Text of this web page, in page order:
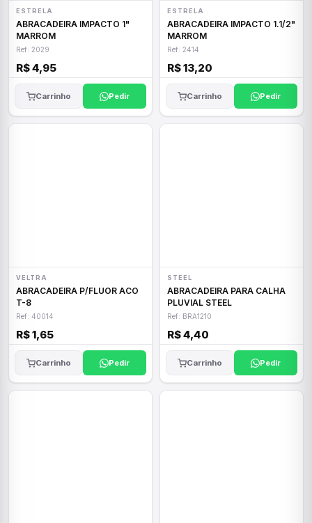
ESTRELA
ABRACADEIRA IMPACTO 1"
MARROM
Ref: 2029
R$ 4,95
Carrinho Pedir
ESTRELA
ABRACADEIRA IMPACTO 1.1/2"
MARROM
Ref: 2414
R$ 13,20
Carrinho Pedir
VELTRA
ABRACADEIRA P/FLUOR ACO
T-8
Ref: 40014
R$ 1,65
Carrinho Pedir
STEEL
ABRACADEIRA PARA CALHA
PLUVIAL STEEL
Ref: BRA1210
R$ 4,40
Carrinho Pedir